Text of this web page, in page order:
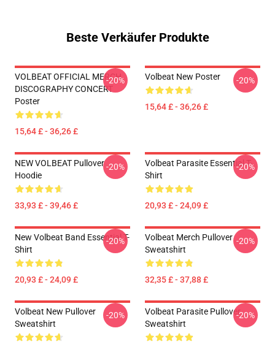
Beste Verkäufer Produkte
VOLBEAT OFFICIAL MERCH
DISCOGRAPHY CONCERT
Poster
15,64 £ - 36,26 £
-20% Volbeat New Poster
15,64 £ - 36,26 £
-20%
NEW VOLBEAT Pullover
Hoodie
33,93 £ - 39,46 £
-20%
Volbeat Parasite Essential T-
Shirt
20,93 £ - 24,09 £
-20%
New Volbeat Band Essential T-
Shirt
20,93 £ - 24,09 £
-20%
Volbeat Merch Pullover
Sweatshirt
32,35 £ - 37,88 £
-20%
Volbeat New Pullover
Sweatshirt
-20%
Volbeat Parasite Pullover
Sweatshirt
-20%